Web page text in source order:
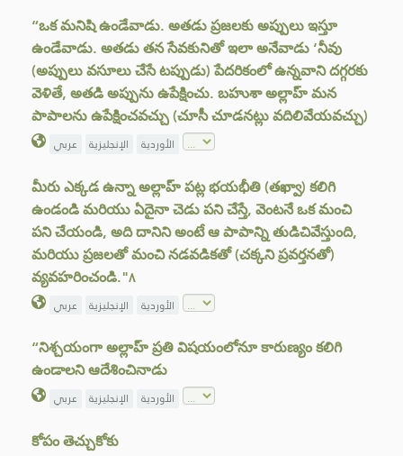
“ఒక మనిషి ఉండేవాడు. అతడు ప్రజలకు అప్పులు ఇస్తూ
ఉండేవాడు. అతడు తన సేవకునితో ఇలా అనేవాడు ‘నీవు
(అప్పులు వసూలు చేసే టప్పుడు) పేదరికంలో ఉన్నవాని దగ్గరకు
వెళితే, అతడి అప్పును ఉపేక్షించు. బహుశా అల్లాహ్ మన
పాపాలను ఉపేక్షించవచ్చు (చూసీ చూడనట్లు వదిలివేయవచ్చు)
عربي الإنجليزية الأوردية
మీరు ఎక్కడ ఉన్నా అల్లాహ్‌ పట్ల భయభీతి (తఖ్వా) కలిగి
ఉండండి మరియు ఏదైనా చెడు పని చేస్తే, వెంటనే ఒక మంచి
పని చేయండి, అది దానిని అంటే ఆ పాపాన్ని తుడిచివేస్తుంది,
మరియు ప్రజలతో మంచి నడవడికతో (చక్కని ప్రవర్తనతో)
వ్యవహరించండి."٨
عربي الإنجليزية الأوردية
“నిశ్చయంగా అల్లాహ్ ప్రతి విషయంలోనూ కారుణ్యం కలిగి
ఉండాలని ఆదేశించినాడు
عربي الإنجليزية الأوردية
కోపం తెచ్చుకోకు